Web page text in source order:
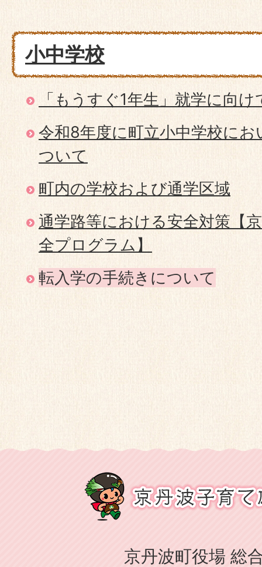
小中学校
「もうすぐ1年生」就学に向
令和8年度に町立小中学校に
ついて
町内の学校および通学区域
通学路等における安全対策【
全プログラム】
転入学の手続きについて
京丹波町役場 総